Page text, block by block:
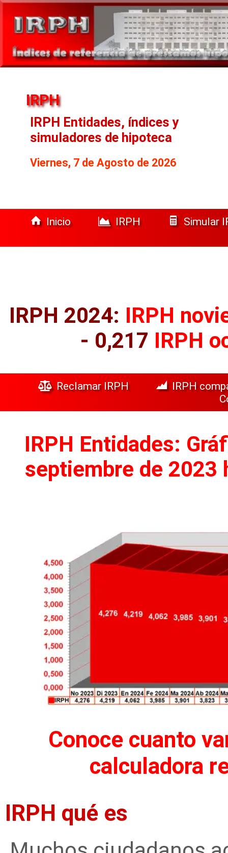
IRPH
IRPH Entidades, índices y
simuladores de hipoteca
Viernes, 7 de Agosto de 2026
Inicio IRPH Simular
IRPH 2024: IRPH
- 0,217 IRPH
Reclamar IRPH
IRPH
IRPH Entidades:
septiembre de 2023
Conoce cuanto
calculadora
IRPH qué es